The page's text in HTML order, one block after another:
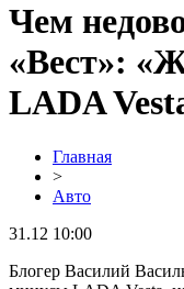
Чем
«Вест»:
LADA
Главная
>
Авто
31.12 10:00
Блогер Василий